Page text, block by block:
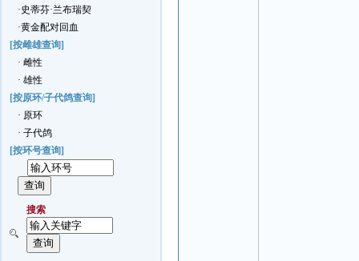
·史蒂芬·兰布瑞契
·黄金配对回血
[按雌雄查询]
· 雌性
· 雄性
[按原环/子代鸽查询]
· 原环
· 子代鸽
[按环号查询]
搜索